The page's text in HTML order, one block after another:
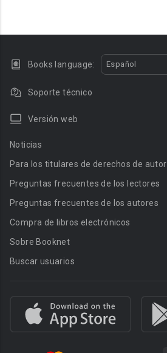
Books language: Español
Soporte técnico
Versión web
Noticias
Para los titulares de derechos de autor
Preguntas frecuentes de los lectores
Preguntas frecuentes de los autores
Compra de libros electrónicos
Sobre Booknet
Buscar usuarios